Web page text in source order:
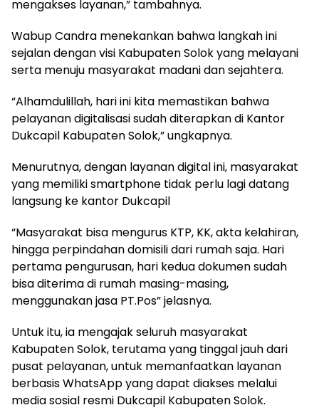
mengakses layanan,” tambahnya.
Wabup Candra menekankan bahwa langkah ini
sejalan dengan visi Kabupaten Solok yang melayani
serta menuju masyarakat madani dan sejahtera.
“Alhamdulillah, hari ini kita memastikan bahwa
pelayanan digitalisasi sudah diterapkan di Kantor
Dukcapil Kabupaten Solok,” ungkapnya.
Menurutnya, dengan layanan digital ini, masyarakat
yang memiliki smartphone tidak perlu lagi datang
langsung ke kantor Dukcapil
“Masyarakat bisa mengurus KTP, KK, akta kelahiran,
hingga perpindahan domisili dari rumah saja. Hari
pertama pengurusan, hari kedua dokumen sudah
bisa diterima di rumah masing-masing,
menggunakan jasa PT.Pos” jelasnya.
Untuk itu, ia mengajak seluruh masyarakat
Kabupaten Solok, terutama yang tinggal jauh dari
pusat pelayanan, untuk memanfaatkan layanan
berbasis WhatsApp yang dapat diakses melalui
media sosial resmi Dukcapil Kabupaten Solok.